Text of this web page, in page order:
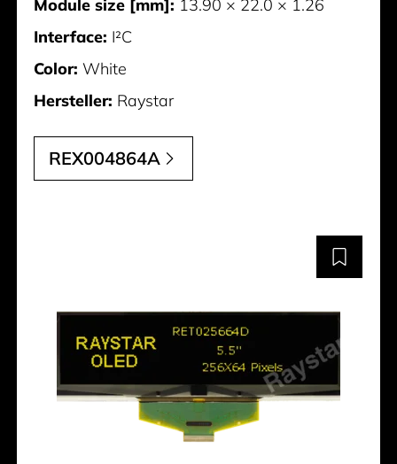
Module size [mm]: 13.90 × 22.0 × 1.26
Interface: I²C
Color: White
Hersteller: Raystar
REX004864A